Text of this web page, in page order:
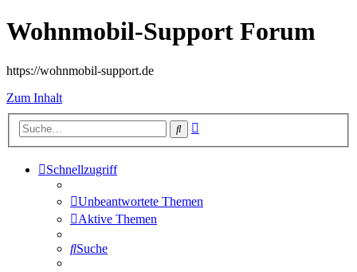
Wohnmobil-Support Forum
https://wohnmobil-support.de
Zum Inhalt
Suche
Schnellzugriff
Unbeantwortete Themen
Aktive Themen
Suche